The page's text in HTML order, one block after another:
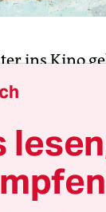
ins Kino
und muss
nicht
sich
„Der